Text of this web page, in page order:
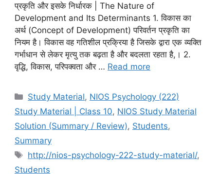
प्रकृति और इसके निर्धारक | The Nature of
Development and Its Determinants 1. विकास का
अर्थ (Concept of Development) परिवर्तन प्रकृति का
नियम है। विकास वह गतिशील प्रक्रिया है जिसके द्वारा एक व्यक्ति
गर्भाधान से लेकर मृत्यु तक बढ़ता है और बदलता रहता है,। 2.
वृद्धि, विकास, परिपक्वता और … Read more
Study Material, NIOS Psychology (222)
Study Material | Class 10, NIOS Study Material
Solution (Summary / Review), Students,
Summary
http://nios-psychology-222-study-material/,
Students